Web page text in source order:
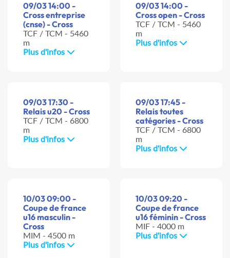
09/03 14:00 -
Cross entreprise
(cnse) - Cross
TCF / TCM - 5460
m
Plus d'infos
09/03 14:00 -
Cross open - Cross
TCF / TCM - 5460
m
Plus d'infos
09/03 17:30 -
Relais u20 - Cross
TCF / TCM - 6800
m
Plus d'infos
09/03 17:45 -
Relais toutes
catégories - Cross
TCF / TCM - 6800
m
Plus d'infos
10/03 09:00 -
Coupe de france
u16 masculin -
Cross
MIM - 4500 m
Plus d'infos
10/03 09:20 -
Coupe de france
u16 féminin - Cross
MIF - 4000 m
Plus d'infos